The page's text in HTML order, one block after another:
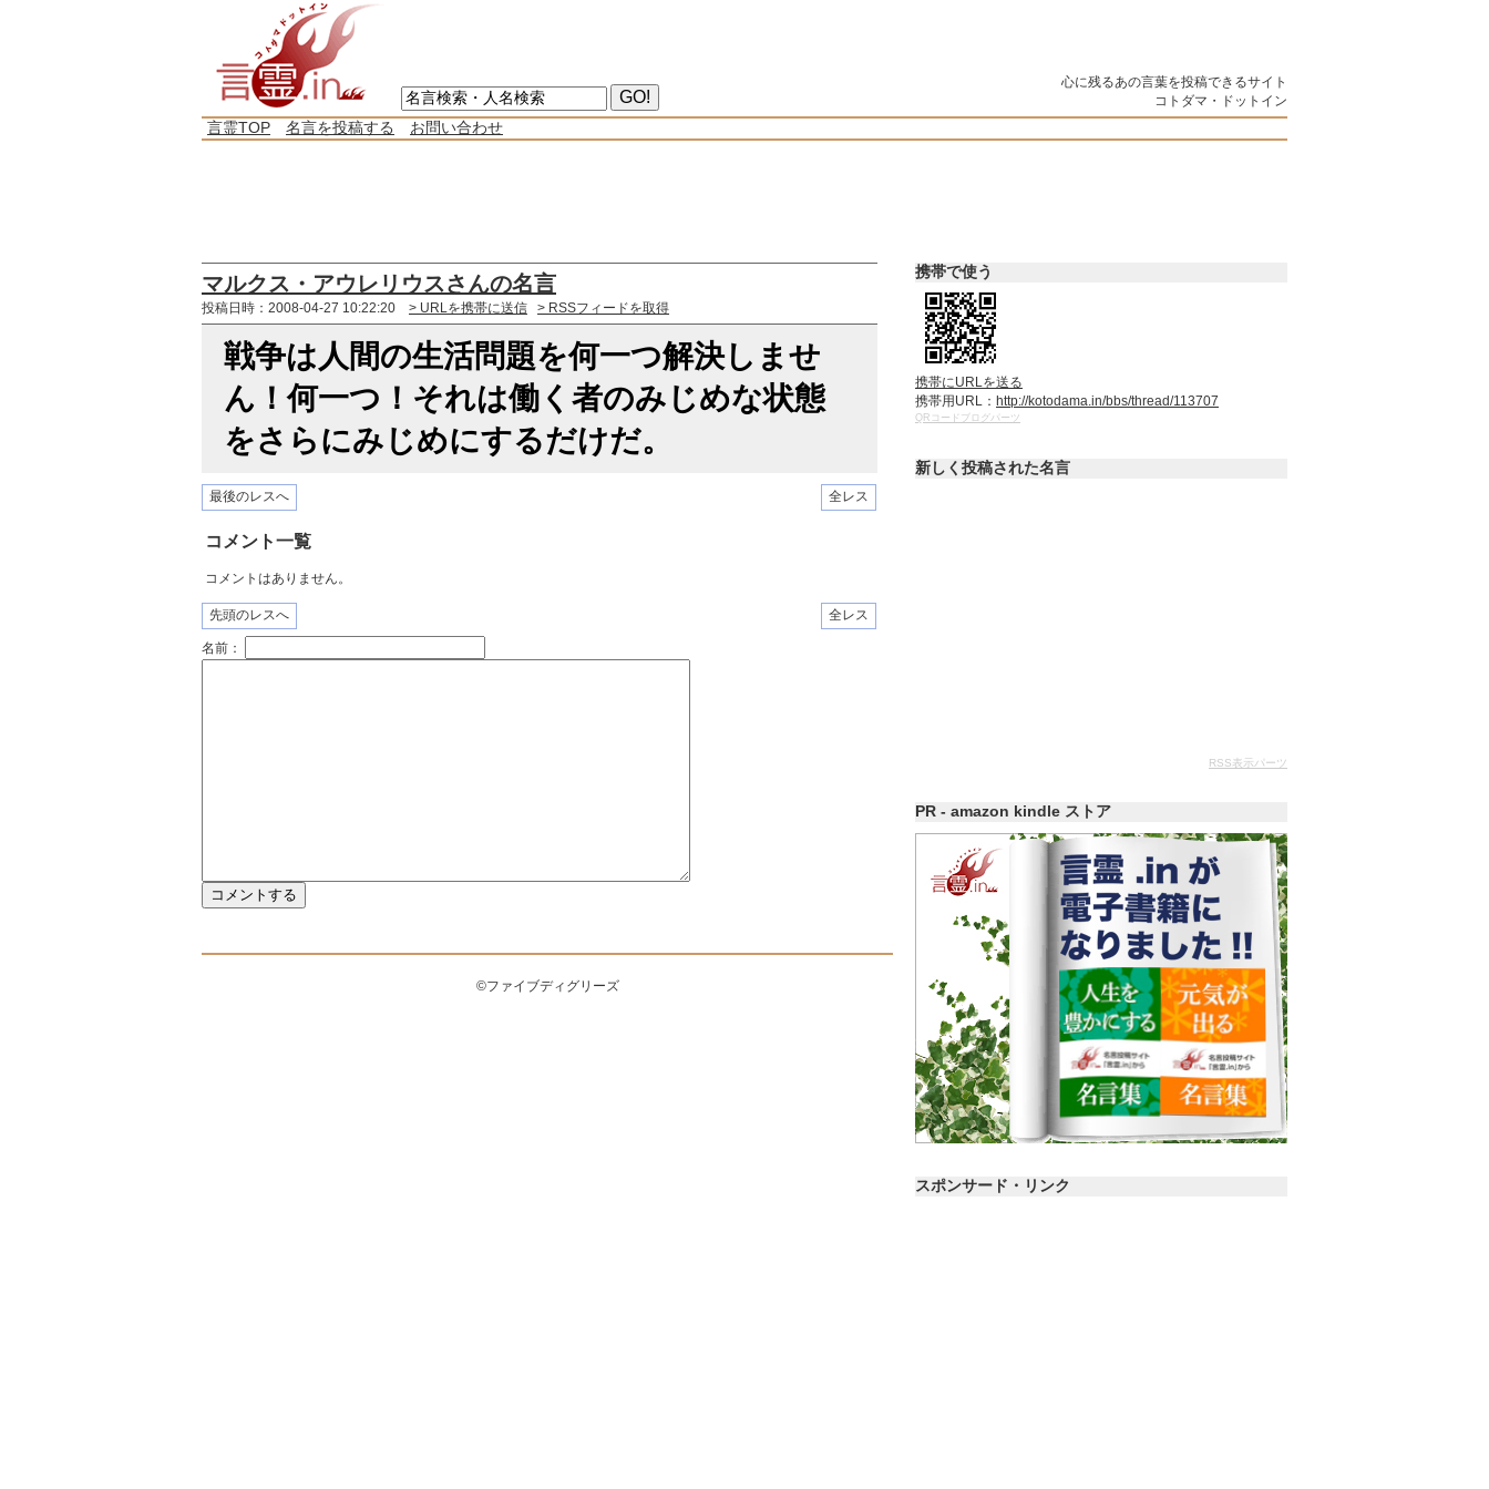
心に残るあの言葉を投稿できるサイト
コトダマ・ドットイン
言霊TOP 名言を投稿する お問い合わせ
マルクス・アウレリウスさんの名言
投稿日時：2008-04-27 10:22:20 > URLを携帯に送信 > RSSフィードを取得
戦争は人間の生活問題を何一つ解決しませ
ん！何一つ！それは働く者のみじめな状態
をさらにみじめにするだけだ。
最後のレスへ 全レス
コメント一覧
コメントはありません。
先頭のレスへ 全レス
名前：
©ファイブディグリーズ
携帯で使う
携帯にURLを送る
携帯用URL： http://kotodama.in/bbs/thread/113707
QRコードブログパーツ
新しく投稿された名言
RSS表示パーツ
PR - amazon kindle ストア
スポンサード・リンク